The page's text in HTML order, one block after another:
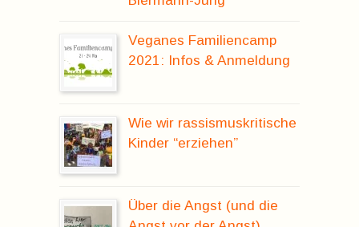
Veganes Familiencamp
2021: Infos & Anmeldung
Wie wir rassismuskritische
Kinder “erziehen”
Über die Angst (und die